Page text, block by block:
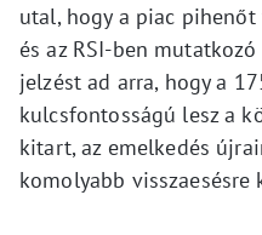
utal, hogy a piac
és az RSI-ben
jelzést ad arra, hogy a
kulcsfontosságú lesz a
kitart, az emelkedés
komolyabb visszaesésre